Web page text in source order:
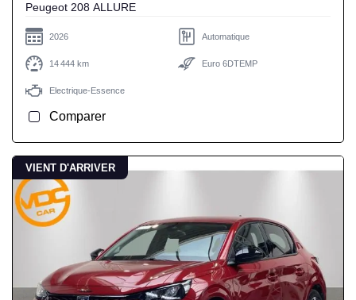
Peugeot 208 ALLURE
2026 Automatique
14 444 km Euro 6DTEMP
Electrique-Essence
Comparer
VIENT D'ARRIVER